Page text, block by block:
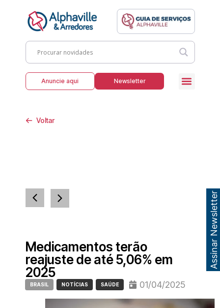
Anuncie aqui Newsletter
Voltar
Medicamentos terão
reajuste de até 5,06% em
2025
BRASIL NOTÍCIAS SAÚDE 01/04/2025
Assinar Newsletter